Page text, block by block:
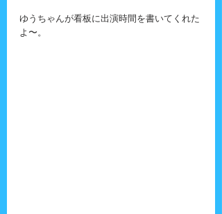
ゆうちゃんが看板に出演時間を書いてくれた
よ〜。